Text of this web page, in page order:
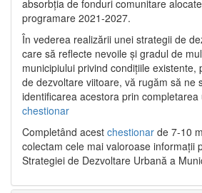
absorbția de fonduri comunitare
programare 2021-2027.
În vederea realizării unei strategii de
care să reflecte nevoile și gradul de
municipiului privind condițiile existente,
de dezvoltare viitoare, vă rugăm să ne
identificarea acestora prin
chestionar
Completând acest chestionar de 7-10
colectam cele mai valoroase informații
Strategiei de Dezvoltare Urbană a